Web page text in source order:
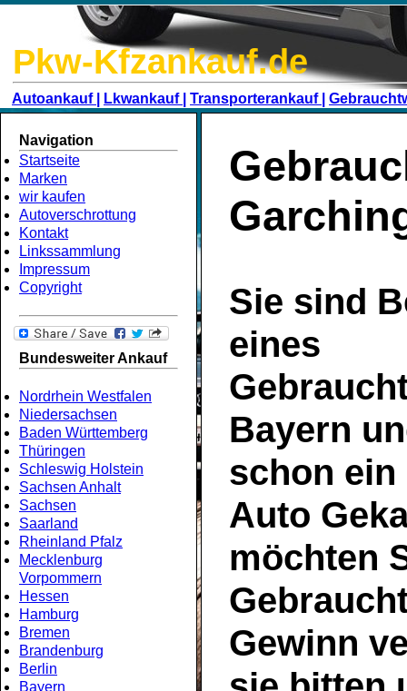
Pkw-Kfzankauf.de
Autoankauf | Lkwankauf | Transporterankauf |
Navigation
Startseite
Marken
wir kaufen
Autoverschrottung
Kontakt
Linkssammlung
Impressum
Copyright
Bundesweiter Ankauf
Nordrhein Westfalen
Niedersachsen
Baden Württemberg
Thüringen
Schleswig Holstein
Sachsen Anhalt
Sachsen
Saarland
Rheinland Pfalz
Mecklenburg
Vorpommern
Hessen
Hamburg
Bremen
Brandenburg
Berlin
Bayern
Sie sind
eines
Bayern
schon ein
Auto
möchten
Gewinn